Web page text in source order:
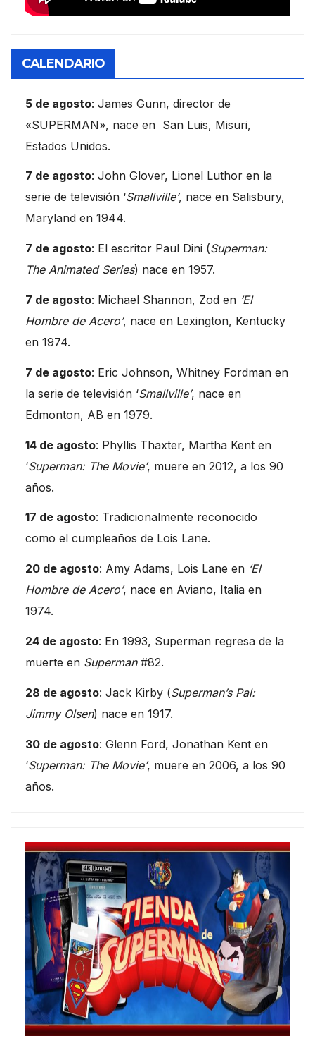
CALENDARIO
5 de agosto: James Gunn, director de
«SUPERMAN», nace en San Luis, Misuri,
Estados Unidos.
7 de agosto: John Glover, Lionel Luthor en la
serie de televisión ‘Smallville’, nace en Salisbury,
Maryland en 1944.
7 de agosto: El escritor Paul Dini (Superman:
The Animated Series) nace en 1957.
7 de agosto: Michael Shannon, Zod en ‘El
Hombre de Acero’, nace en Lexington, Kentucky
en 1974.
7 de agosto: Eric Johnson, Whitney Fordman en
la serie de televisión ‘Smallville’, nace en
Edmonton, AB en 1979.
14 de agosto: Phyllis Thaxter, Martha Kent en
‘Superman: The Movie’, muere en 2012, a los 90
años.
17 de agosto: Tradicionalmente reconocido
como el cumpleaños de Lois Lane.
20 de agosto: Amy Adams, Lois Lane en ‘El
Hombre de Acero’, nace en Aviano, Italia en
1974.
24 de agosto: En 1993, Superman regresa de la
muerte en Superman#82.
28 de agosto: Jack Kirby (Superman’s Pal:
Jimmy Olsen) nace en 1917.
30 de agosto: Glenn Ford, Jonathan Kent en
‘Superman: The Movie’, muere en 2006, a los 90
años.